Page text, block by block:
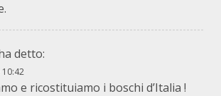
detto:
e ricostituiamo i boschi d’Italia !